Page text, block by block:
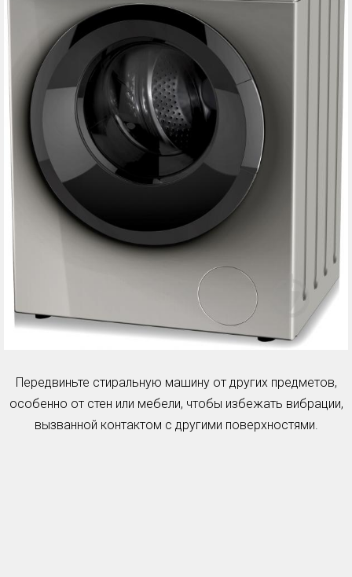
Передвиньте стиральную машину от других предметов,
особенно от стен или мебели, чтобы избежать вибрации,
вызванной контактом с другими поверхностями.